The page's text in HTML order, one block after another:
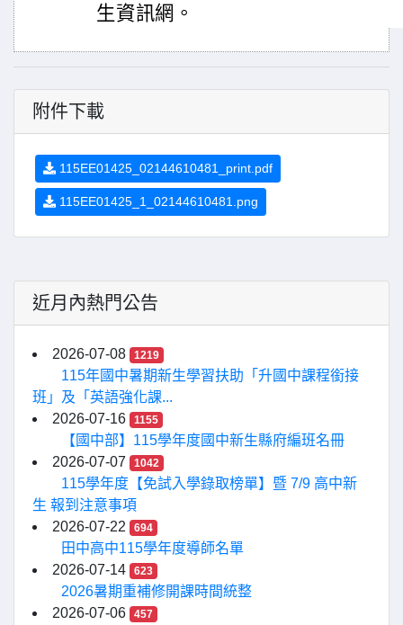
生資訊網。
附件下載
115EE01425_02144610481_print.pdf
115EE01425_1_02144610481.png
近月內熱門公告
2026-07-08 1219
115年國中暑期新生學習扶助「升國中課程銜接
班」及「英語強化課...
2026-07-16
1155
【國中部】115學年度國中新生縣府編班名冊
2026-07-07
1042
115學年度【免試入學錄取榜單】暨 7/9 高中新
生 報到注意事項
2026-07-22
694
田中高中115學年度導師名單
2026-07-14
623
2026暑期重補修開課時間統整
2026-07-06
457